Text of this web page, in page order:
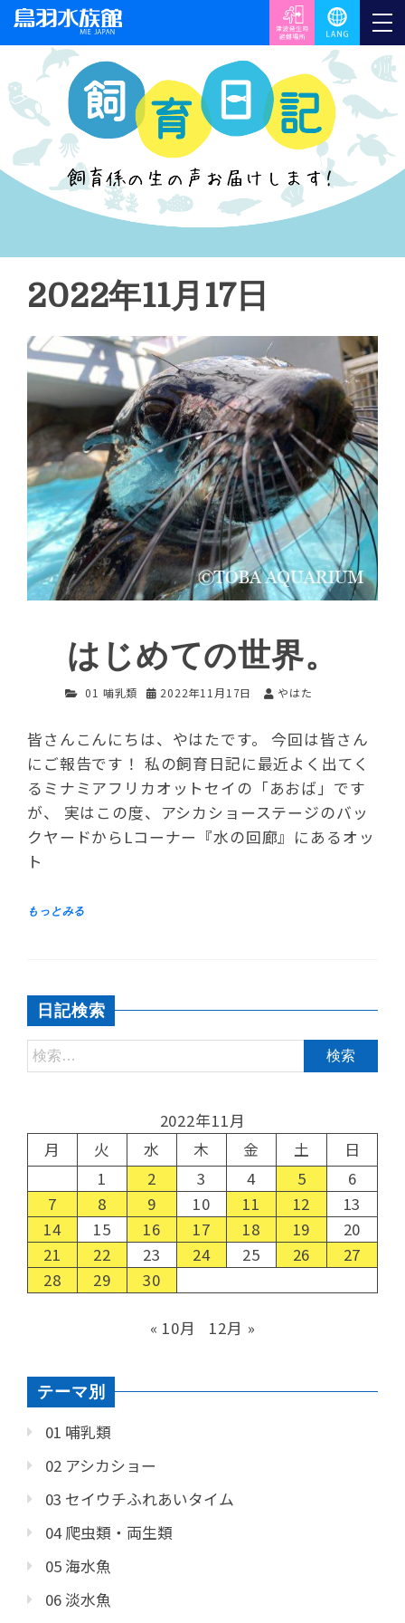
2022年11月17日
はじめての世界。
01 哺乳類 2022年11月17日 やはた
皆さんこんにちは、やはたです。 今回は皆さん
にご報告です！ 私の飼育日記に最近よく出てく
るミナミアフリカオットセイの「あおば」です
が、 実はこの度、アシカショーステージのバッ
クヤードからLコーナー『水の回廊』にあるオッ
ト
日記検索
2022年11月
月
火 水 木 金 土
日
1
2 3 4 5
6
7
8 9 10 11 12
13
14
15 16 17 18 19
20
21
22 23 24 25 26
27
28
29 30
« 10月 12月 »
テーマ別
01 哺乳類
02 アシカショー
03 セイウチふれあいタイム
04 爬虫類・両生類
05 海水魚
06 淡水魚